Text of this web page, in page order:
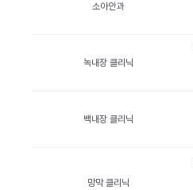
소아안과
녹내장 클리닉
백내장 클리닉
망막 클리닉